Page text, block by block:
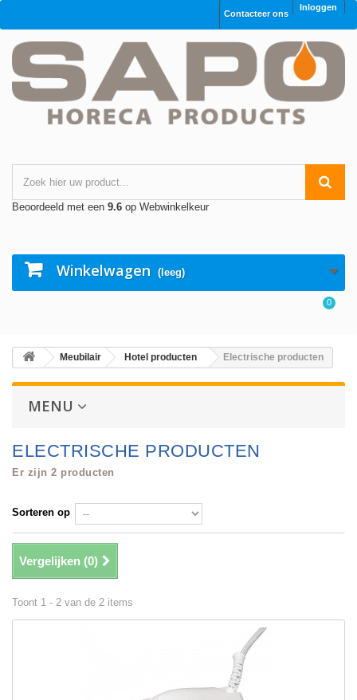
Inloggen
Contacteer ons
Beoordeeld met een 9.6 op Webwinkelkeur
Winkelwagen (leeg)
0
Meubilair Hotel producten Electrische producten
MENU
ELECTRISCHE PRODUCTEN
Er zijn 2 producten
Sorteren op
Vergelijken (0)
Toont 1 - 2 van de 2 items